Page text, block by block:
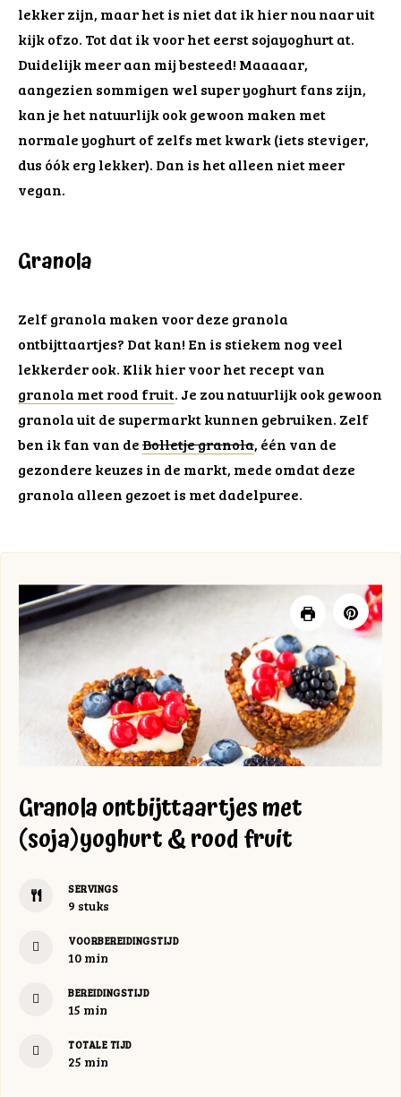
lekker zijn, maar het is niet dat ik hier nou naar uit
kijk ofzo. Tot dat ik voor het eerst sojayoghurt at.
Duidelijk meer aan mij besteed! Maaaaar,
aangezien sommigen wel super yoghurt fans zijn,
kan je het natuurlijk ook gewoon maken met
normale yoghurt of zelfs met kwark (iets steviger,
dus óók erg lekker). Dan is het alleen niet meer
vegan.
Granola
Zelf granola maken voor deze granola
ontbijttaartjes? Dat kan! En is stiekem nog veel
lekkerder ook. Klik hier voor het recept van
granola met rood fruit. Je zou natuurlijk ook gewoon
granola uit de supermarkt kunnen gebruiken. Zelf
ben ik fan van deBolletje granola, één van de
gezondere keuzes in de markt, mede omdat deze
granola alleen gezoet is met dadelpuree.
Granola ontbijttaartjes met
(soja)yoghurt & rood fruit
SERVINGS
9 stuks
VOORBEREIDINGSTIJD
10minuten
min
BEREIDINGSTIJD
15 minuten
min
TOTALE TIJD
25 minuten
min